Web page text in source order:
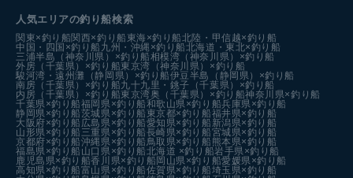
人気エリアの釣り船検索
関東×釣り船関西×釣り船 東海×釣り船北陸・甲信越×釣り船
中国・四国×釣り船 九州・沖縄×釣り船北海道・東北×釣り船
三浦半島（神奈川県）×釣り船相模湾（神奈川県）×釣り船
外房（千葉県）×釣り船東京湾（神奈川県）×釣り船
駿河湾・遠州灘（静岡県）×釣り船伊豆半島（静岡県）×釣り船
南房（千葉県）×釣り船九十九里・銚子（千葉県）×釣り船
内房（千葉県）×釣り船東京湾奥（千葉県）×釣り船神奈川県×釣り船
千葉県×釣り船福岡県×釣り船和歌山県×釣り船兵庫県×釣り船
静岡県×釣り船茨城県×釣り船 東京都×釣り船福井県×釣り船
大阪府×釣り船 広島県×釣り船愛知県×釣り船 新潟県×釣り船
山形県×釣り船 三重県×釣り船長崎県×釣り船宮城県×釣り船
京都府×釣り船沖縄県×釣り船鳥取県×釣り船 熊本県×釣り船
福島県×釣り船 山口県×釣り船北海道 ×釣り船岩手県×釣り船
鹿児島県×釣り船香川県×釣り船 岡山県×釣り船愛媛県×釣り船
高知県×釣り船富山県×釣り船佐賀県×釣り船埼玉県×釣り船